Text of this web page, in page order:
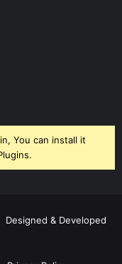
You can install it
& Developed